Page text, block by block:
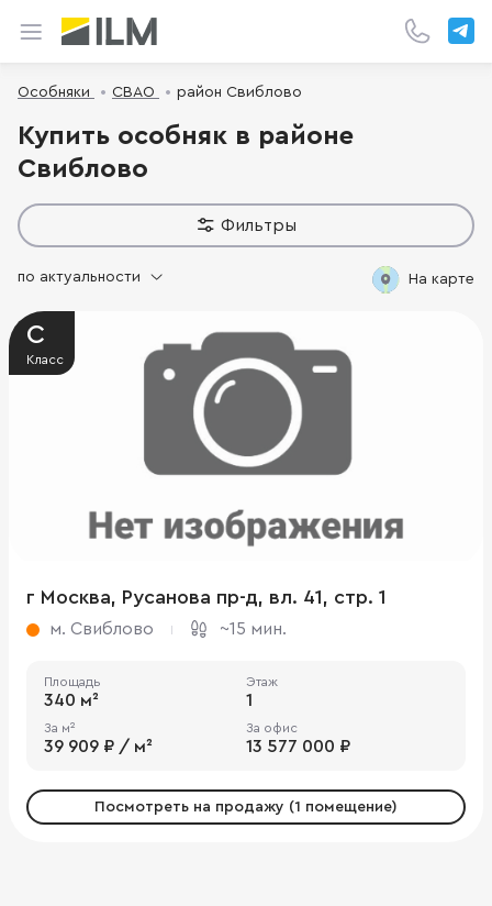
Особняки СВАО район Свиблово
Купить особняк в районе
Свиблово
Фильтры
На карте
по актуальности
C
Класс
г Москва, Русанова пр-д, вл. 41, стр. 1
м. Свиблово ~15 мин.
Площадь
340 м²
Этаж
1
За м²
39 909 ₽ / м²
За офис
13 577 000 ₽
Посмотреть на продажу (1 помещение)